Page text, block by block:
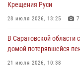
Крещения Руси
28 июля 2026, 13:25 7
В Саратовской области
домой потерявшейся
21 июля 2026, 10:38